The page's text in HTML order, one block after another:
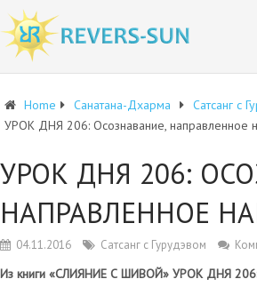
Home Санатана-Дхарма
Сатсанг с
УРОК ДНЯ 206: Осознавание, направленное
УРОК ДНЯ 206:
НАПРАВЛЕННОЕ
04.11.2016 Сатсанг с Гурудэвом
Из книги «СЛИЯНИЕ С ШИВОЙ» УРОК ДНЯ 206: